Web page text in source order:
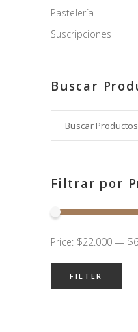
Pastelería
Suscripciones
Buscar
Filtrar por
Min
Max
FILTER
Price: $22.000 —